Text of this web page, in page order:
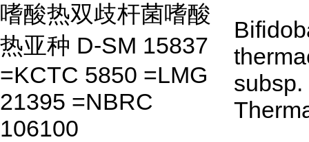
嗜酸热双歧杆菌嗜酸
热亚种 D-SM 15837
=KCTC 5850 =LMG
21395 =NBRC
106100
subsp.